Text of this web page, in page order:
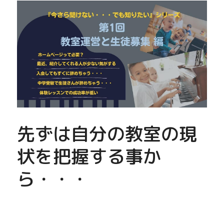
先ずは自分の教室の現
状を把握する事か
ら・・・